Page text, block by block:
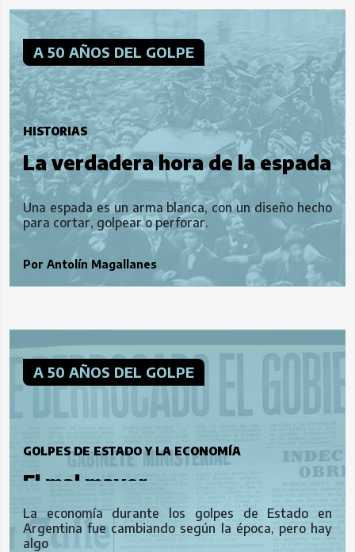
A 50 AÑOS DEL GOLPE
HISTORIAS
La verdadera hora de la espada
Una espada es un arma blanca, con un diseño hecho
para cortar, golpear o perforar.
Por Antolín Magallanes
A 50 AÑOS DEL GOLPE
GOLPES DE ESTADO Y LA ECONOMÍA
El mal mayor
La economía durante los golpes de Estado en
Argentina fue cambiando según la época, pero hay
algo